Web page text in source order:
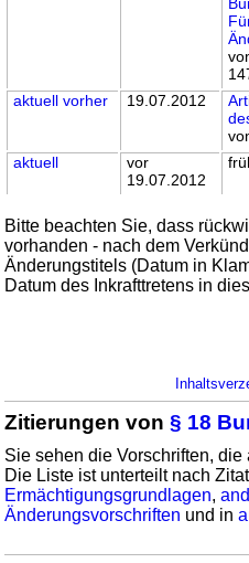
aktuell vorher 19.07.2012
aktuell
vor
19.07.2012
Bitte beachten Sie, dass
vorhanden - nach dem
Änderungstitels (Datum in
Datum des Inkrafttretens in
Zitierungen von§ 18
Sie sehen die Vorschriften,
Die Liste ist unterteilt nach
Ermächtigungsgrundlagen,
Änderungsvorschriften und in